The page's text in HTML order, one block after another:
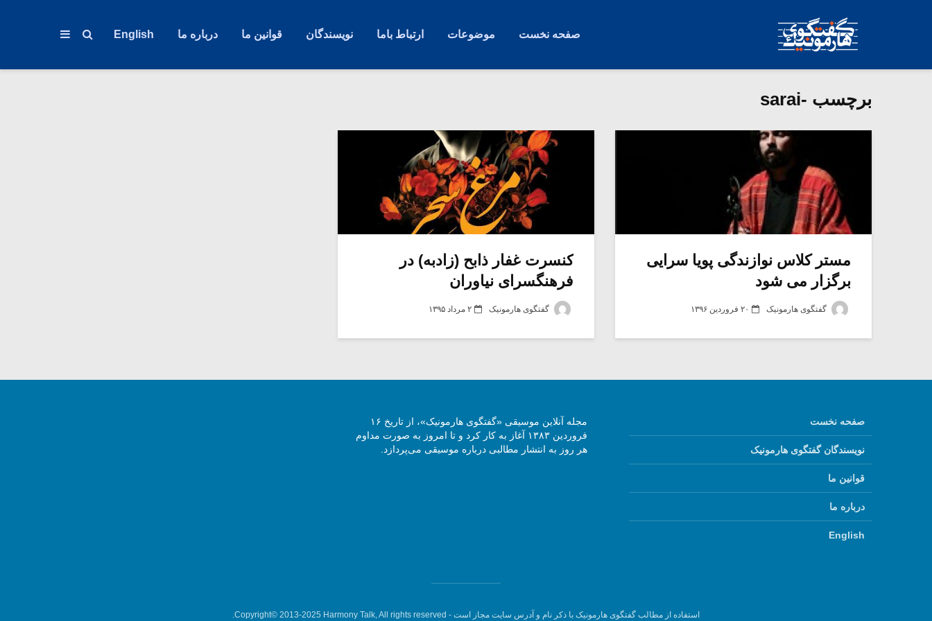
صفحه نخست موضوعات ارتباط باما نویسندگان قوانین ما درباره ما English
برچسب -sarai
مستر کلاس نوازندگی پویا سرایی
برگزار می شود
گفتگوی هارمونیک ۲۰ فروردین ۱۳۹۶
کنسرت غفار ذابح (زادبه) در
فرهنگسرای نیاوران
گفتگوی هارمونیک ۲ مرداد ۱۳۹۵
صفحه نخست
نویسندگان گفتگوی هارمونیک
قوانین ما
درباره ما
English
مجله آنلاین موسیقی «گفتگوی هارمونیک»، از تاریخ ۱۶
فروردین ۱۳۸۳ آغاز به کار کرد و تا امروز به صورت مداوم
هر روز به انتشار مطالبی درباره موسیقی می‌پردازد.
استفاده از مطالب گفتگوی هارمونیک با ذکر نام و آدرس سایت مجاز است - Copyright© 2013-2025 Harmony Talk, All rights reserved.